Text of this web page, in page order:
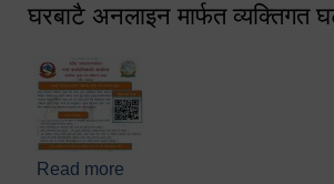
घरबाटै अनलाइन मार्फत व्यक्तिगत
Read more